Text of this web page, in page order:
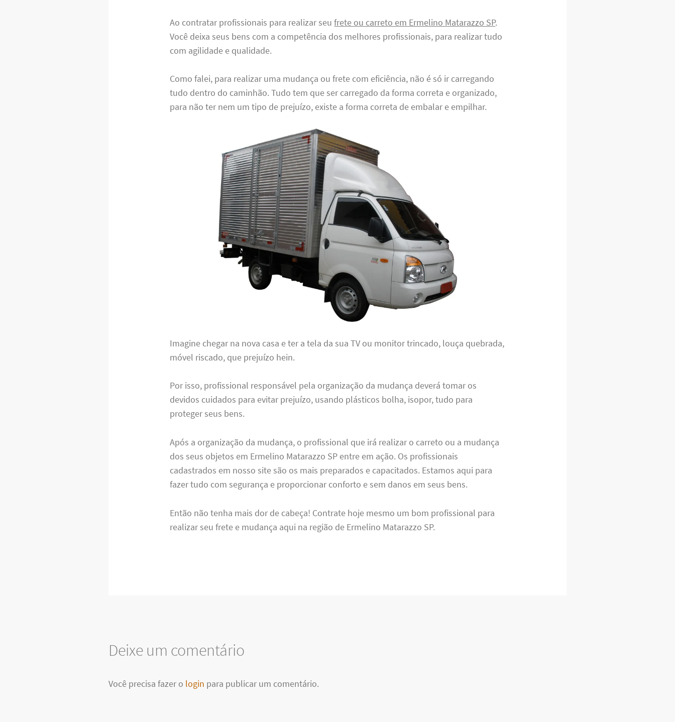
Ao contratar profissionais para realizar seufrete ou carreto em Ermelino Matarazzo SP.
Você deixa seus bens com a competência dos melhores profissionais, para realizar tudo
com agilidade e qualidade.
Como falei, para realizar uma mudança ou frete com eficiência, não é só ir carregando
tudo dentro do caminhão. Tudo tem que ser carregado da forma correta e organizado,
para não ter nem um tipo de prejuízo, existe a forma correta de embalar e empilhar.
Imagine chegar na nova casa e ter a tela da sua TV ou monitor trincado, louça quebrada,
móvel riscado, que prejuízo hein.
Por isso, profissional responsável pela organização da mudança deverá tomar os
devidos cuidados para evitar prejuízo, usando plásticos bolha, isopor, tudo para
proteger seus bens.
Após a organização da mudança, o profissional que irá realizar o carreto ou a mudança
dos seus objetos em Ermelino Matarazzo SP entre em ação. Os profissionais
cadastrados em nosso site são os mais preparados e capacitados. Estamos aqui para
fazer tudo com segurança e proporcionar conforto e sem danos em seus bens.
Então não tenha mais dor de cabeça! Contrate hoje mesmo um bom profissional para
realizar seu frete e mudança aqui na região de Ermelino Matarazzo SP.
Deixe um comentário
Você precisa fazer o login para publicar um comentário.